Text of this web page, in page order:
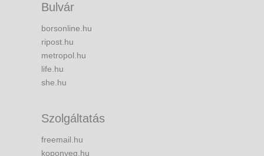
Bulvár
borsonline.hu
ripost.hu
metropol.hu
life.hu
she.hu
Szolgáltatás
freemail.hu
koponyeg.hu